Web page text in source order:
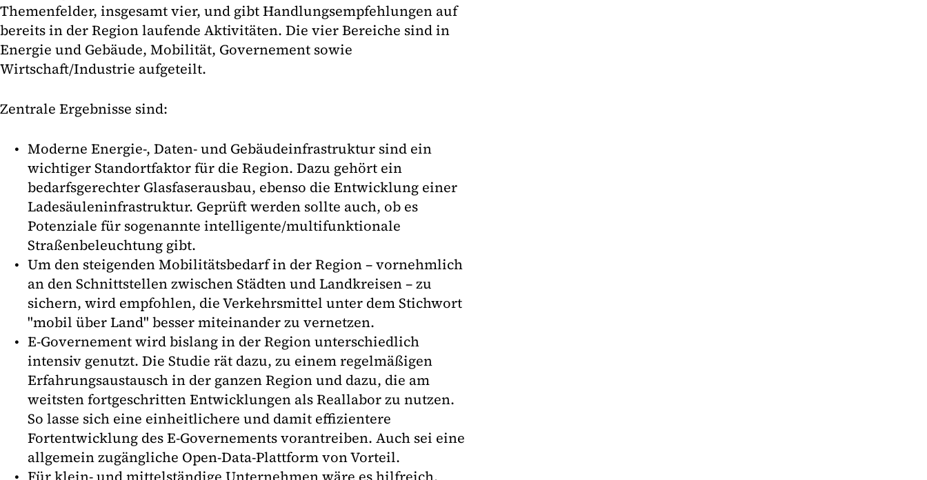
Themenfelder, insgesamt vier, und gibt Handlungsempfehlungen auf
bereits in der Region laufende Aktivitäten. Die vier Bereiche sind in
Energie und Gebäude, Mobilität, Governement sowie
Wirtschaft/Industrie aufgeteilt.
Zentrale Ergebnisse sind:
Moderne Energie-, Daten- und Gebäudeinfrastruktur sind ein
wichtiger Standortfaktor für die Region. Dazu gehört ein
bedarfsgerechter Glasfaserausbau, ebenso die Entwicklung einer
Ladesäuleninfrastruktur. Geprüft werden sollte auch, ob es
Potenziale für sogenannte intelligente/multifunktionale
Straßenbeleuchtung gibt.
Um den steigenden Mobilitätsbedarf in der Region – vornehmlich
an den Schnittstellen zwischen Städten und Landkreisen – zu
sichern, wird empfohlen, die Verkehrsmittel unter dem Stichwort
"mobil über Land" besser miteinander zu vernetzen.
E-Governement wird bislang in der Region unterschiedlich
intensiv genutzt. Die Studie rät dazu, zu einem regelmäßigen
Erfahrungsaustausch in der ganzen Region und dazu, die am
weitsten fortgeschritten Entwicklungen als Reallabor zu nutzen.
So lasse sich eine einheitlichere und damit effizientere
Fortentwicklung des E-Governements vorantreiben. Auch sei eine
allgemein zugängliche Open-Data-Plattform von Vorteil.